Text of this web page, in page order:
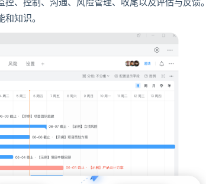
、控制、沟通、风险管理、收尾以及评估与反馈。
知识。